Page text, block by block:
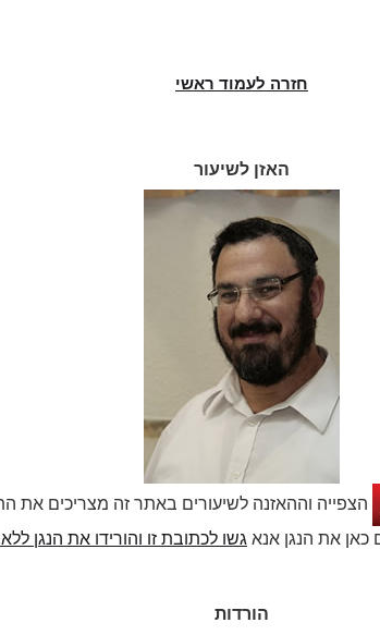
חזרה לעמוד ראשי
האזן לשיעור
הצפייה וההאזנה לשיעורים באתר זה מצריכים את
כאן את הנגן אנא גשו לכתובת זו והורידו את הנגן
הורדות